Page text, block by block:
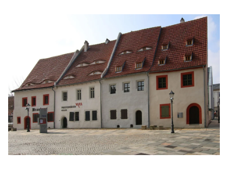
notwendig
(funktionale
Cookies),
sowie
solche,
die
lediglich
zu